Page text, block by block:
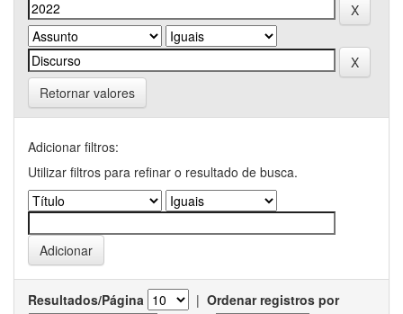
Retornar valores
Adicionar filtros:
Utilizar filtros para refinar o resultado de busca.
Resultados/Página | Ordenar registros por